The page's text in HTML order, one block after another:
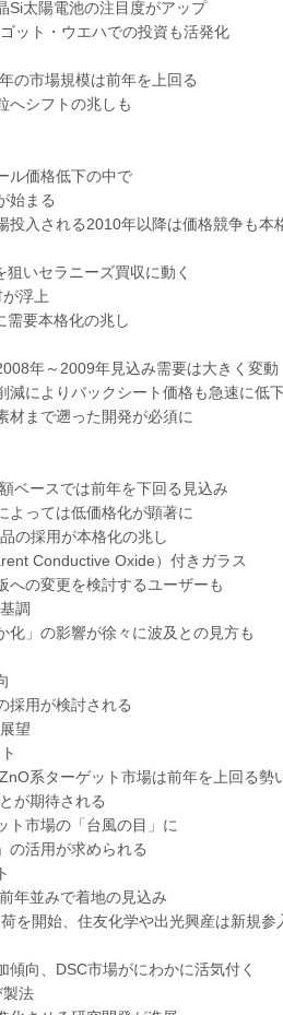
太陽電池の注目度がアップ
ト・ウエハでの投資も活発化
市場規模は前年を上回る
シフトの兆しも
価格低下の中で
始まる
入される2010年以降は価格競争も本
いセラニーズ買収に動く
浮上
要本格化の兆し
年～2009年見込み需要は大きく変動
によりバックシート価格も急速に低
まで遡った開発が必須に
ースでは前年を下回る見込み
っては低価格化が顕著に
採用が本格化の兆し
Conductive Oxide）付きガラス
の変更を検討するユーザーも
調
」の影響が徐々に波及との見方も
用が検討される
望
系ターゲット市場は前年を上回る勢
が期待される
市場の「台風の目」に
活用が求められる
並みで着地の見込み
開始、住友化学や出光興産は新規参
向、DSC市場がにわかに活気付く
法